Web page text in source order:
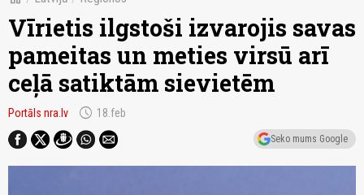
Vīrietis ilgstoši izvarojis savas
pameitas un meties virsū arī
ceļā satiktām sievietēm
Portāls nra.lv schedule 18.feb
Seko mums Google